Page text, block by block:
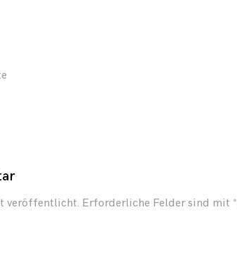
veröffentlicht. Erforderliche Felder sind mit *